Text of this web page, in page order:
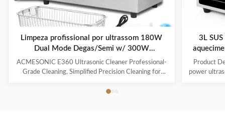
Limpeza profissional por ultrassom 180W
Dual Mode Degas/Semi w/ 300W
Calorizador temporizador digital para
ferramentas de jóias Óculos de sol
ACMESONIC E360 Ultrasonic Cleaner Professional-
Grade Cleaning, Simplified Precision Cleaning for
Cleaner combines 180W ultrasonic power and dual-
3L
Product
power